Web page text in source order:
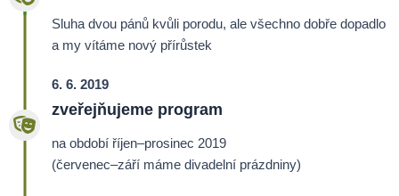
Sluha dvou pánů kvůli porodu, ale všechno dobře dopadlo
a my vítáme nový přírůstek
6. 6. 2019
zveřejňujeme program
na období říjen–prosinec 2019
(červenec–září máme divadelní prázdniny)